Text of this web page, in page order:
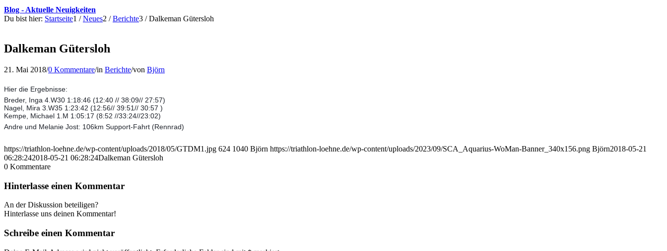
Blog - Aktuelle Neuigkeiten
Du bist hier: Startseite1 / Neues2 / Berichte3 / Dalkeman Gütersloh
Dalkeman Gütersloh
21. Mai 2018/0 Kommentare/in Berichte/von Björn
Hier die Ergebnisse:
Breder, Inga 4.W30 1:18:46 (12:40 // 38:09// 27:57)
Nagel, Mira 3.W35 1:23:42 (12:56// 39:51// 30:57 )
Kempe, Michael 1.M 1:05:17 (8:52 //33:24//23:02)
Andre und Melanie Jost: 106km Support-Fahrt (Rennrad)
https://triathlon-loehne.de/wp-content/uploads/2018/05/GTDM1.jpg 624 1040 Björn https://triathlon-loehne.de/wp-content/uploads/2023/09/SCA_Aquarius-WoMan-Banner_340x156.png Björn2018-05-21
06:28:242018-05-21 06:28:24Dalkeman Gütersloh
0 Kommentare
Hinterlasse einen Kommentar
An der Diskussion beteiligen?
Hinterlasse uns deinen Kommentar!
Schreibe einen Kommentar